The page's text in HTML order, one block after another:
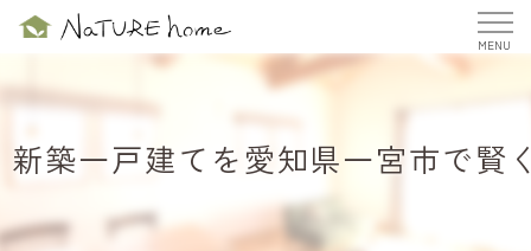
新築一戸建てを愛知県一宮市で賢